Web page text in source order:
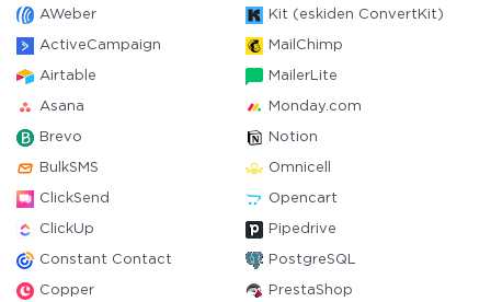
AWeber Kit (eskiden ConvertKit)
ActiveCampaign MailChimp
Airtable MailerLite
Asana Monday.com
Brevo Notion
BulkSMS Omnicell
ClickSend Opencart
ClickUp Pipedrive
Constant Contact PostgreSQL
Copper PrestaShop